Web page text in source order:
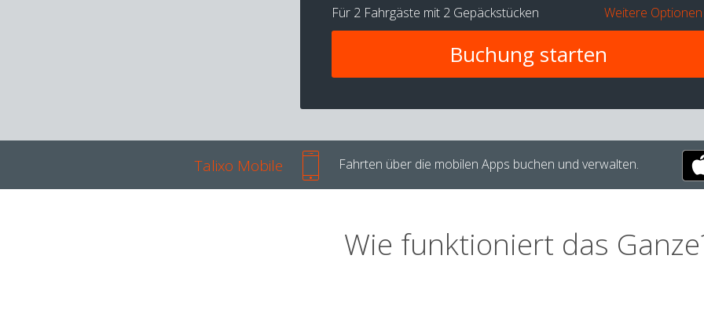
Für 2 Fahrgäste mit 2 Gepäckstücken Weitere Optionen
Talixo Mobile Fahrten über die mobilen Apps buchen und verwalten.
Wie funktioniert das